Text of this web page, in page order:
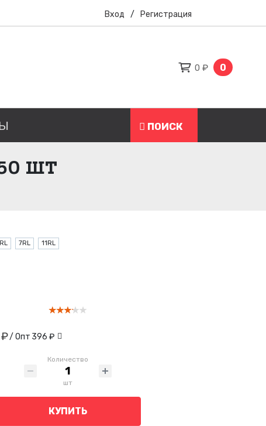
Вход / Регистрация
0 ₽ 0
ПОИСК
ШТ
7RL 11RL
₽/ Опт 396 ₽
Количество
шт
КУПИТЬ